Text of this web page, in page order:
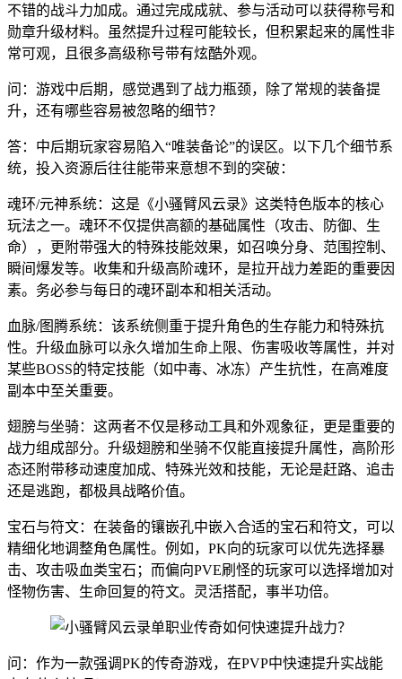
不错的战斗力加成。通过完成成就、参与活动可以获得称号和
勋章升级材料。虽然提升过程可能较长，但积累起来的属性非
常可观，且很多高级称号带有炫酷外观。
问：游戏中后期，感觉遇到了战力瓶颈，除了常规的装备提
升，还有哪些容易被忽略的细节？
答：中后期玩家容易陷入“唯装备论”的误区。以下几个细节系
统，投入资源后往往能带来意想不到的突破：
魂环/元神系统：这是《小骚臂风云录》这类特色版本的核心
玩法之一。魂环不仅提供高额的基础属性（攻击、防御、生
命），更附带强大的特殊技能效果，如召唤分身、范围控制、
瞬间爆发等。收集和升级高阶魂环，是拉开战力差距的重要因
素。务必参与每日的魂环副本和相关活动。
血脉/图腾系统：该系统侧重于提升角色的生存能力和特殊抗
性。升级血脉可以永久增加生命上限、伤害吸收等属性，并对
某些BOSS的特定技能（如中毒、冰冻）产生抗性，在高难度
副本中至关重要。
翅膀与坐骑：这两者不仅是移动工具和外观象征，更是重要的
战力组成部分。升级翅膀和坐骑不仅能直接提升属性，高阶形
态还附带移动速度加成、特殊光效和技能，无论是赶路、追击
还是逃跑，都极具战略价值。
宝石与符文：在装备的镶嵌孔中嵌入合适的宝石和符文，可以
精细化地调整角色属性。例如，PK向的玩家可以优先选择暴
击、攻击吸血类宝石；而偏向PVE刷怪的玩家可以选择增加对
怪物伤害、生命回复的符文。灵活搭配，事半功倍。
问：作为一款强调PK的传奇游戏，在PVP中快速提升实战能